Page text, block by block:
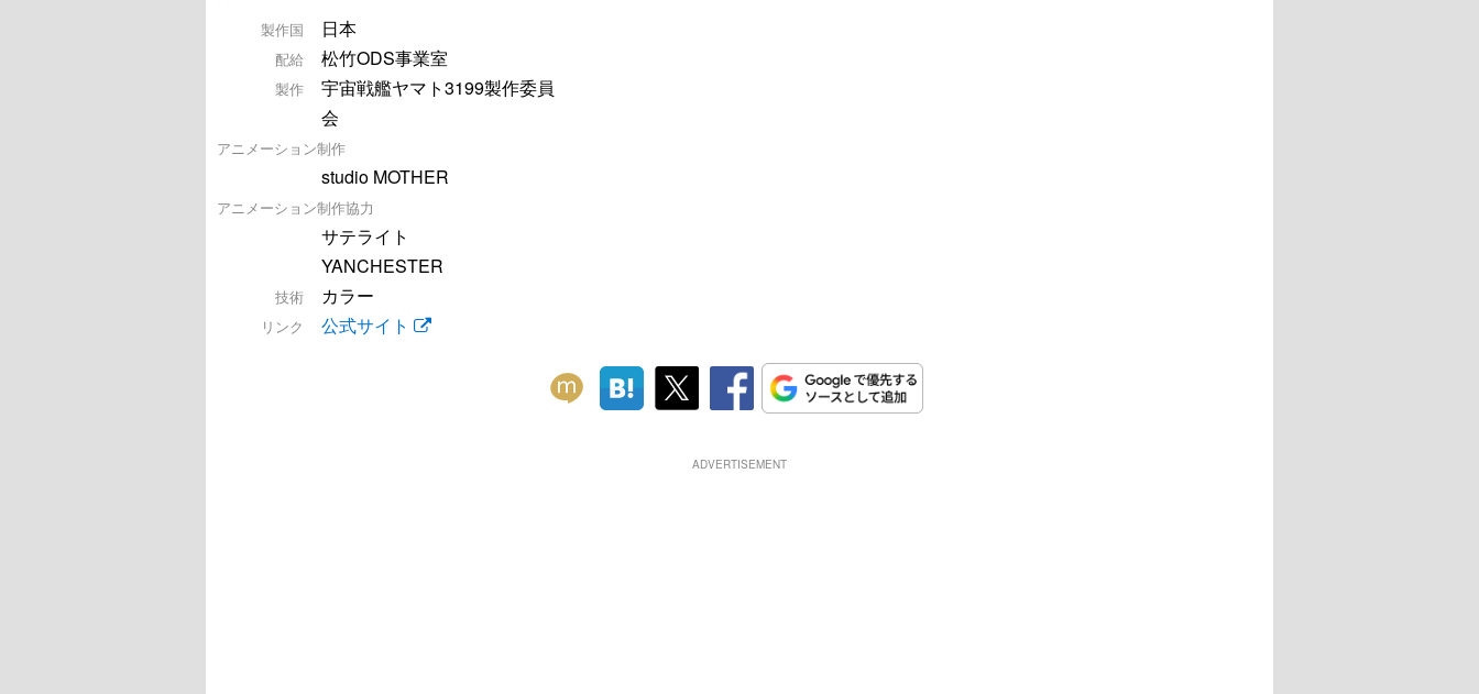
製作国 日本
配給 松竹ODS事業室
製作
宇宙戦艦ヤマト3199製作委員
会
アニメーション制作
studio MOTHER
アニメーション制作協力
サテライト
YANCHESTER
技術 カラー
リンク 公式サイト
ADVERTISEMENT